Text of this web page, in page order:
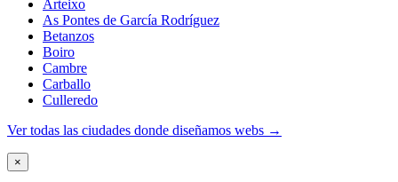
Arteixo
As Pontes de García Rodríguez
Betanzos
Boiro
Cambre
Carballo
Culleredo
Ver todas las ciudades donde diseñamos webs →
×